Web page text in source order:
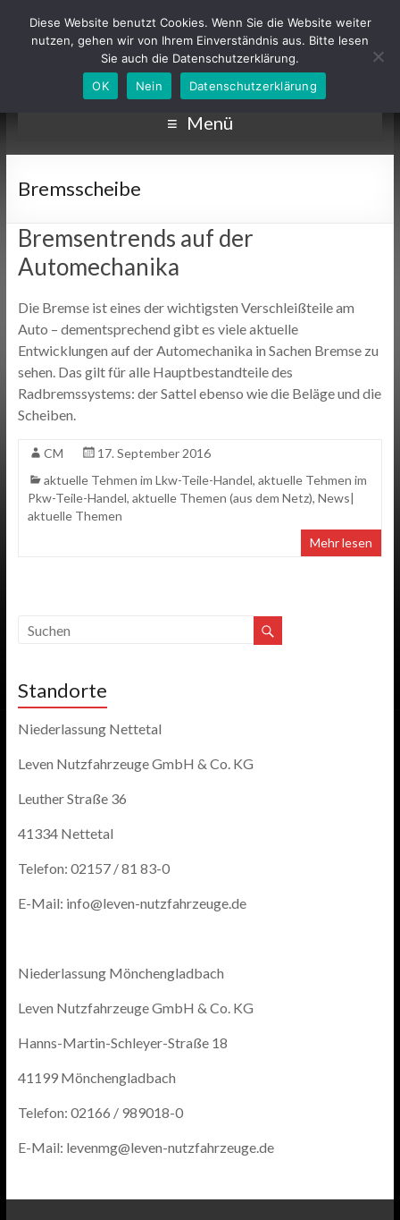
Menü
Bremsscheibe
Bremsentrends auf der
Automechanika
Die Bremse ist eines der wichtigsten Verschleißteile am
Auto – dementsprechend gibt es viele aktuelle
Entwicklungen auf der Automechanika in Sachen Bremse zu
sehen. Das gilt für alle Hauptbestandteile des
Radbremssystems: der Sattel ebenso wie die Beläge und die
Scheiben.
CM
17. September 2016
aktuelle Tehmen im Lkw-Teile-Handel, aktuelle Tehmen im
Pkw-Teile-Handel, aktuelle Themen (aus dem Netz), News|
aktuelle Themen
Mehr lesen
Standorte
Niederlassung Nettetal
Leven Nutzfahrzeuge GmbH & Co. KG
Leuther Straße 36
41334 Nettetal
Telefon: 02157 / 81 83-0
E-Mail: info@leven-nutzfahrzeuge.de
Niederlassung Mönchengladbach
Leven Nutzfahrzeuge GmbH & Co. KG
Hanns-Martin-Schleyer-Straße 18
41199 Mönchengladbach
Telefon: 02166 / 989018-0
E-Mail: levenmg@leven-nutzfahrzeuge.de
Diese Website benutzt Cookies. Wenn Sie die Website weiter
nutzen, gehen wir von Ihrem Einverständnis aus. Bitte lesen
Sie auch die Datenschutzerklärung.
OK
Nein Datenschutzerklärung